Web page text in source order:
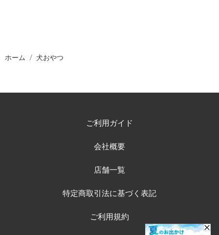
ホーム 犬おやつ
ご利用ガイド
会社概要
店舗一覧
特定商取引法に基づく表記
ご利用規約